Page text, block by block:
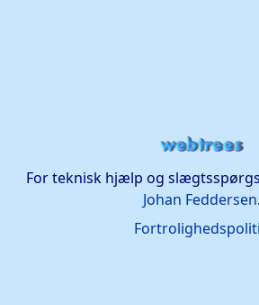
For teknisk hjælp og
Johan Feddersen.